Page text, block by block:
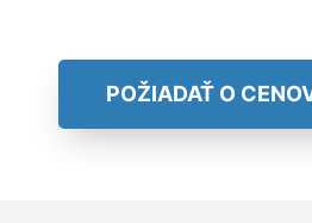
POŽIADAŤ O